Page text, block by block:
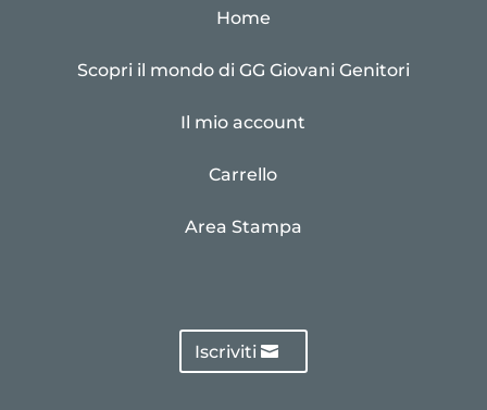
Home
Scopri il mondo di GG Giovani Genitori
Il mio account
Carrello
Area Stampa
Iscriviti